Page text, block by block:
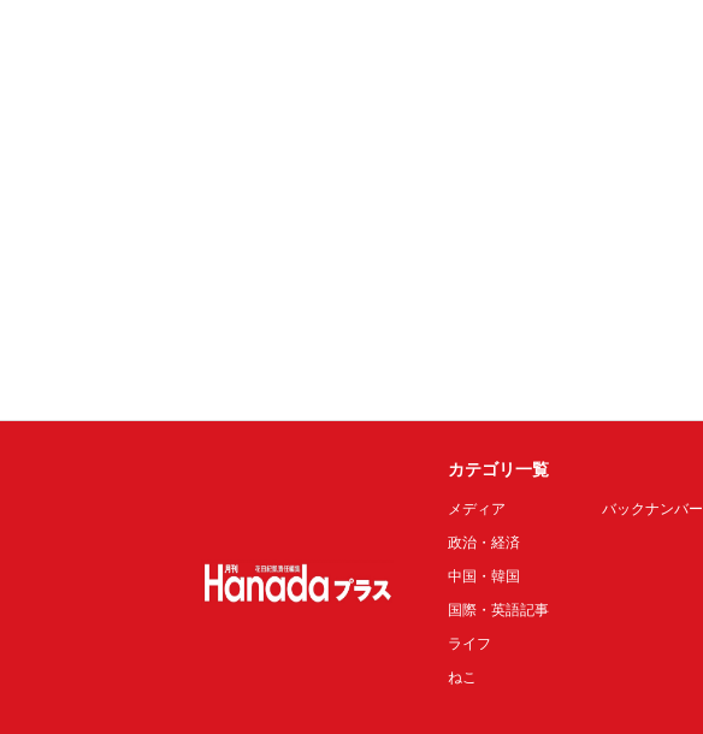
カテゴリ一覧
メディア
政治・経済
中国・韓国
国際・英語記事
ライフ
ねこ
バックナンバー